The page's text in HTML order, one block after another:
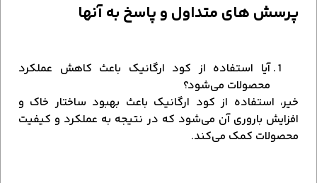
پرسش‌ های متداول و پاسخ به آنها
آیا استفاده از کود ارگانیک باعث کاهش عملکرد
محصولات می‌شود؟
خیر، استفاده از کود ارگانیک باعث بهبود ساختار خاک و
افزایش باروری آن می‌شود که در نتیجه به عملکرد و کیفیت
محصولات کمک می‌کند.